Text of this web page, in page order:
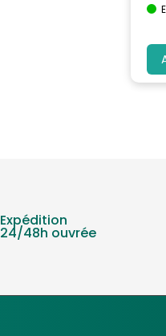
Expédition
24/48h ouvrée